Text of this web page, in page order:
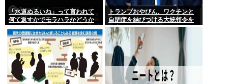
「水道ぬるいね」って言われて
何て返すかでモラハラかどうか
わかるらしいwww
トランプおやびん、ワクチンと
自閉症を結びつける大統領令を
発表へ、